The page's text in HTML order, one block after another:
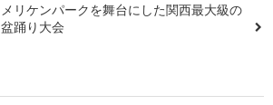
メリケンパークを舞台にした関西最大級の
盆踊り大会